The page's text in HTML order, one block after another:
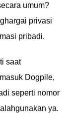
umum?
privasi
pribadi.
saat
Dogpile,
seperti nomor
ya.